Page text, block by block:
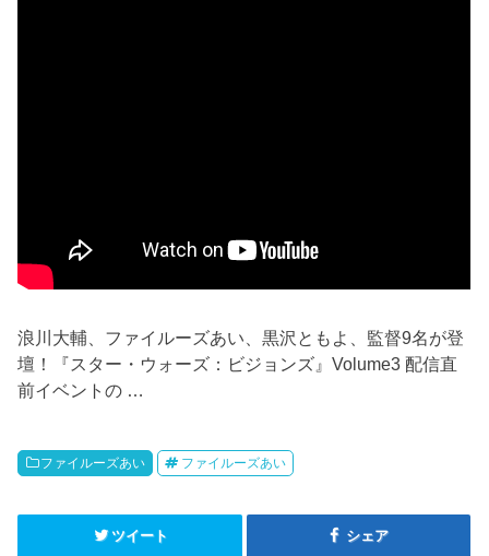
浪川大輔、ファイルーズあい、黒沢ともよ、監督9名が登
壇！『スター・ウォーズ：ビジョンズ』Volume3 配信直
前イベントの …
ファイルーズあい ファイルーズあい
ツイート シェア